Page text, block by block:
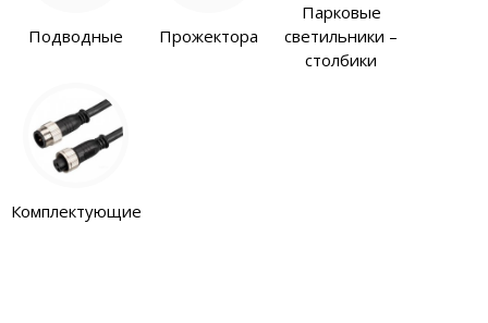
Подводные Прожектора
Парковые
светильники –
столбики
Комплектующие